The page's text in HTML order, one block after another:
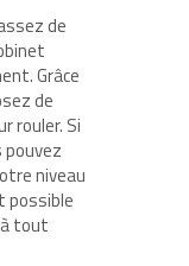
de
Grâce
de
rouler. Si
niveau
possible
tout